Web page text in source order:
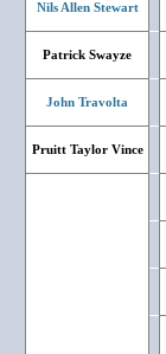
Nils Allen Stewart
Patrick Swayze
John Travolta
Pruitt Taylor Vince